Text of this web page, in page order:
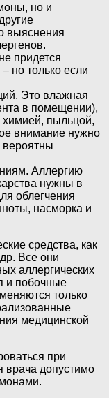
но и
выяснения
придется
но только если
Это влажная
в помещении),
химией, пыльцой,
внимание нужно
вероятны
Аллергию
нужны в
облегчения
насморка и
средства, как
Все они
аллергических
и побочные
только
медицинской
при
врача допустимо